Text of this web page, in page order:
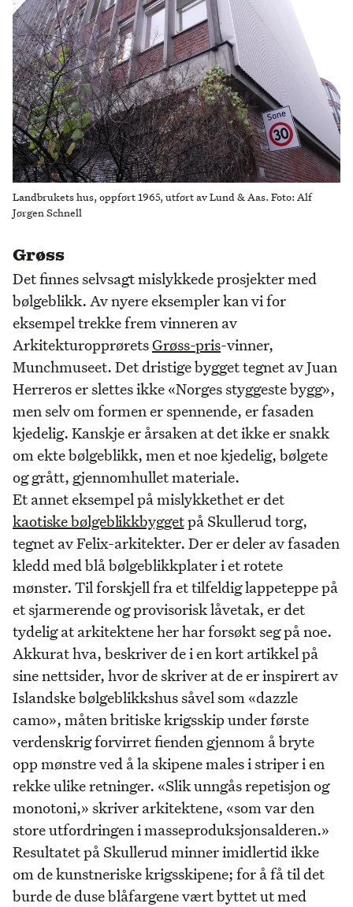
Landbrukets hus, oppført 1965, utført av Lund & Aas. Foto: Alf
Jørgen Schnell
Grøss
Det finnes selvsagt mislykkede prosjekter med
bølgeblikk. Av nyere eksempler kan vi for
eksempel trekke frem vinneren av
ArkitekturopprøretsGrøss-pris-vinner,
Munchmuseet. Det dristige bygget tegnet av Juan
Herreros er slettes ikke «Norges styggeste bygg»,
men selv om formen er spennende, er fasaden
kjedelig. Kanskje er årsaken at det ikke er snakk
om ekte bølgeblikk, men et noe kjedelig, bølgete
og grått, gjennomhullet materiale.
Et annet eksempel på mislykkethet er det
kaotiske bølgeblikkbyggetpå Skullerud torg,
tegnet av Felix-arkitekter. Der er deler av fasaden
kledd med blå bølgeblikkplater i et rotete
mønster. Til forskjell fra et tilfeldig lappeteppe på
et sjarmerende og provisorisk låvetak, er det
tydelig at arkitektene her har forsøkt seg på noe.
Akkurat hva, beskriver de i en kort artikkel på
sine nettsider, hvor de skriver at de er inspirert av
Islandske bølgeblikkshus såvel som «dazzle
camo», måten britiske krigsskip under første
verdenskrig forvirret fienden gjennom å bryte
opp mønstre ved å la skipene males i striper i en
rekke ulike retninger. «Slik unngås repetisjon og
monotoni,» skriver arkitektene, «som var den
store utfordringen i masseproduksjonsalderen.»
Resultatet på Skullerud minner imidlertid ikke
om de kunstneriske krigsskipene; for å få til det
burde de duse blåfargene vært byttet ut med